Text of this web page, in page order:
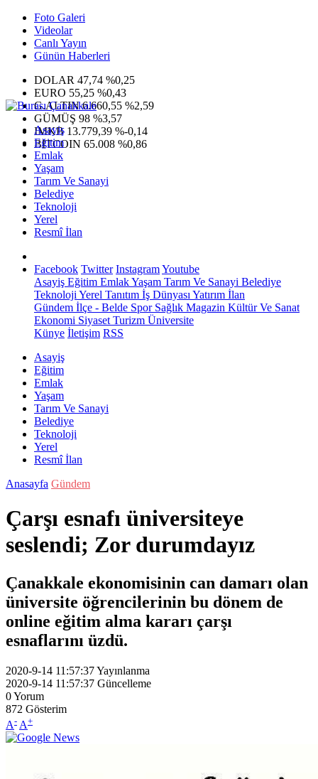
Foto Galeri
Videolar
Canlı Yayın
Günün Haberleri
DOLAR 47,74 %0,25
EURO 55,25 %0,43
G.ALTIN6.660,55 %2,59
GÜMÜŞ 98 %3,57
IMKB 13.779,39 %-0,14
BITCOIN 65.008 %0,86
Asayiş
Eğitim
Emlak
Yaşam
Tarım Ve Sanayi
Belediye
Teknoloji
Yerel
Resmî İlan
Facebook Twitter InstagramYoutube
Asayiş Eğitim EmlakYaşam Tarım Ve Sanayi Belediye
Teknoloji Yerel Tanıtım İş Dünyası Yatırım İlan
Gündem İlçe - Belde SporSağlık Magazin Kültür Ve Sanat
Ekonomi Siyaset Turizm Üniversite
Künye İletişim RSS
Asayiş
Eğitim
Emlak
Yaşam
Tarım Ve Sanayi
Belediye
Teknoloji
Yerel
Resmî İlan
Anasayfa Gündem
Çarşı esnafı üniversiteye
seslendi; Zor durumdayız
Çanakkale ekonomisinin can damarı olan
üniversite öğrencilerinin bu dönem de
online eğitim alma kararı çarşı
esnaflarını üzdü.
2020-9-14 11:57:37Yayınlanma
2020-9-14 11:57:37 Güncelleme
0Yorum
872 Gösterim
A- A+